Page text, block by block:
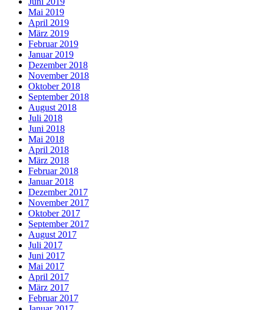
Mai 2019
April 2019
März 2019
Februar 2019
Januar 2019
Dezember 2018
November 2018
Oktober 2018
September 2018
August 2018
Juli 2018
Juni 2018
Mai 2018
April 2018
März 2018
Februar 2018
Januar 2018
Dezember 2017
November 2017
Oktober 2017
September 2017
August 2017
Juli 2017
Juni 2017
Mai 2017
April 2017
März 2017
Februar 2017